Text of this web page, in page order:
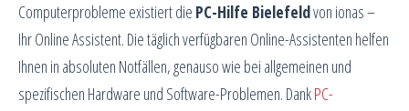
Computerprobleme existiert die PC-Hilfe Bielefeldvon ionas –
Ihr Online Assistent. Die täglich verfügbaren Online-Assistenten helfen
Ihnen in absoluten Notfällen, genauso wie bei allgemeinen und
spezifischen Hardware und Software-Problemen. DankPC-